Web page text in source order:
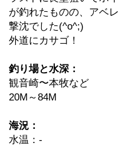
が釣れたものの、アベ
撃沈でした(^o^;)
外道にカサゴ！
釣り場と水深：
観音崎〜本牧など
20M～84M
海況：
水温：-